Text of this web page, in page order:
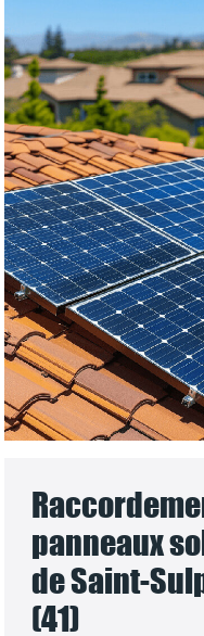
panneaux
de Saint-
(41)